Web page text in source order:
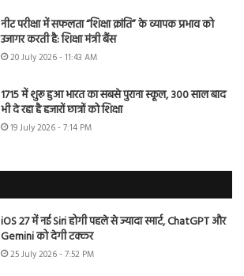
नीट परीक्षा में सफलता “शिक्षा क्रांति” के व्यापक प्रभाव को
उजागर करती है: शिक्षा मंत्री बैंस
20 July 2026 - 11:43 AM
1715 में शुरू हुआ भारत का सबसे पुराना स्कूल, 300 साल बाद
भी दे रहा है हजारों छात्रों को शिक्षा
19 July 2026 - 7:14 PM
iOS 27 में नई Siri होगी पहले से ज्यादा स्मार्ट, ChatGPT और
Gemini को देगी टक्कर
25 July 2026 - 7:52 PM